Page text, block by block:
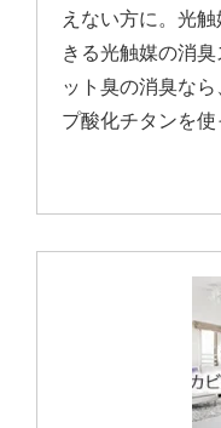
えない方に。光
きる光触媒の消
ット臭の消臭な
プ酸化チタンを